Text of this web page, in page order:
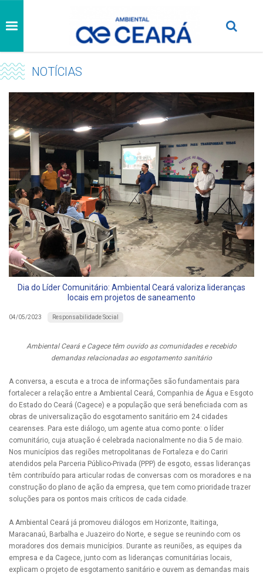
NOTÍCIAS
Dia do Líder Comunitário: Ambiental Ceará valoriza lideranças
locais em projetos de saneamento
04/05/2023 Responsabilidade Social
Ambiental Ceará e Cagece têm ouvido as comunidades e recebido
demandas relacionadas ao esgotamento sanitário
A conversa, a escuta e a troca de informações são fundamentais para
fortalecer a relação entre a Ambiental Ceará, Companhia de Água e Esgoto
do Estado do Ceará (Cagece) e a população que será beneficiada com as
obras de universalização do esgotamento sanitário em 24 cidades
cearenses. Para este diálogo, um agente atua como ponte: o líder
comunitário, cuja atuação é celebrada nacionalmente no dia 5 de maio.
Nos municípios das regiões metropolitanas de Fortaleza e do Cariri
atendidos pela Parceria Público-Privada (PPP) de esgoto, essas lideranças
têm contribuído para articular rodas de conversas com os moradores e na
construção do plano de ação da empresa, que tem como prioridade trazer
soluções para os pontos mais críticos de cada cidade.
A Ambiental Ceará já promoveu diálogos em Horizonte, Itaitinga,
Maracanaú, Barbalha e Juazeiro do Norte, e segue se reunindo com os
moradores dos demais municípios. Durante as reuniões, as equipes da
empresa e da Cagece, junto com as lideranças comunitárias locais,
explicam o projeto de esgotamento sanitário e ouvem as demandas mais